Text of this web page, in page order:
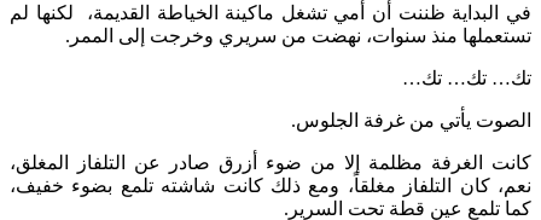
في البداية ظننت أن أمي تشغل ماكينة الخياطة القديمة، لكنها لم
تستعملها منذ سنوات، نهضت من سريري وخرجت إلى الممر.
تك… تك… تك…
الصوت يأتي من غرفة الجلوس.
كانت الغرفة مظلمة إلا من ضوء أزرق صادر عن التلفاز المغلق،
نعم، كان التلفاز مغلقاً، ومع ذلك كانت شاشته تلمع بضوء خفيف،
كما تلمع عين قطة تحت السرير.